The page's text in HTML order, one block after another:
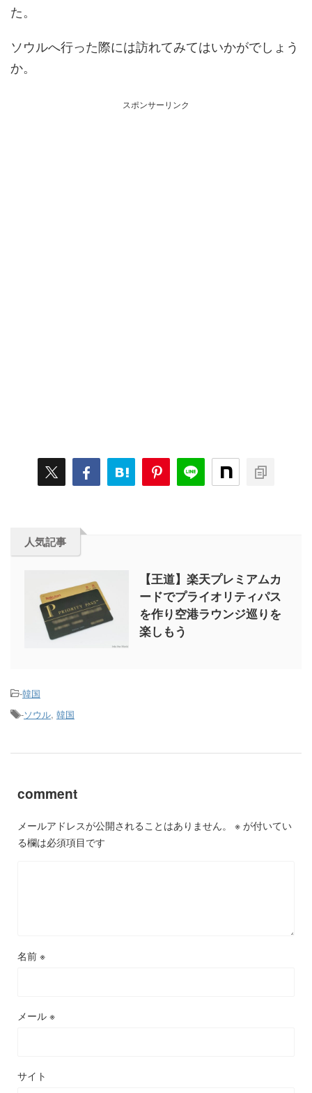
た。
ソウルへ行った際には訪れてみてはいかがでしょう
か。
スポンサーリンク
人気記事
【王道】楽天プレミアムカ
ードでプライオリティパス
を作り空港ラウンジ巡りを
楽しもう
-韓国
-ソウル, 韓国
comment
メールアドレスが公開されることはありません。 ※ が付いてい
る欄は必須項目です
名前 ※
メール ※
サイト